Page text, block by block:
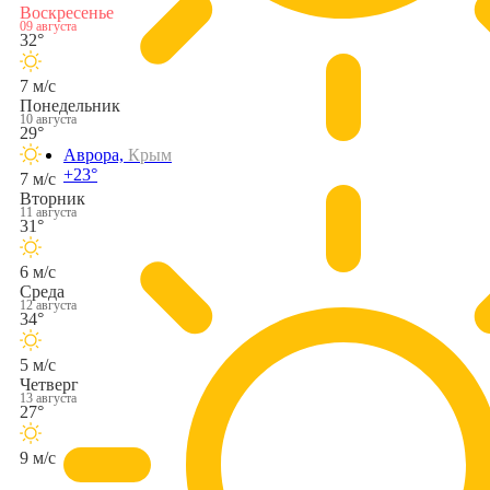
Аврора, Крым
+23°
Воскресенье
09 августа
32°
7 м/с
Понедельник
10 августа
29°
7 м/с
Вторник
11 августа
31°
6 м/с
Среда
12 августа
34°
5 м/с
Четверг
13 августа
27°
9 м/с